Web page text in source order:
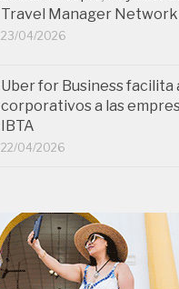
Travel Manager
23/04/2026
Uber for Business facilita
corporativos a las
IBTA
22/04/2026